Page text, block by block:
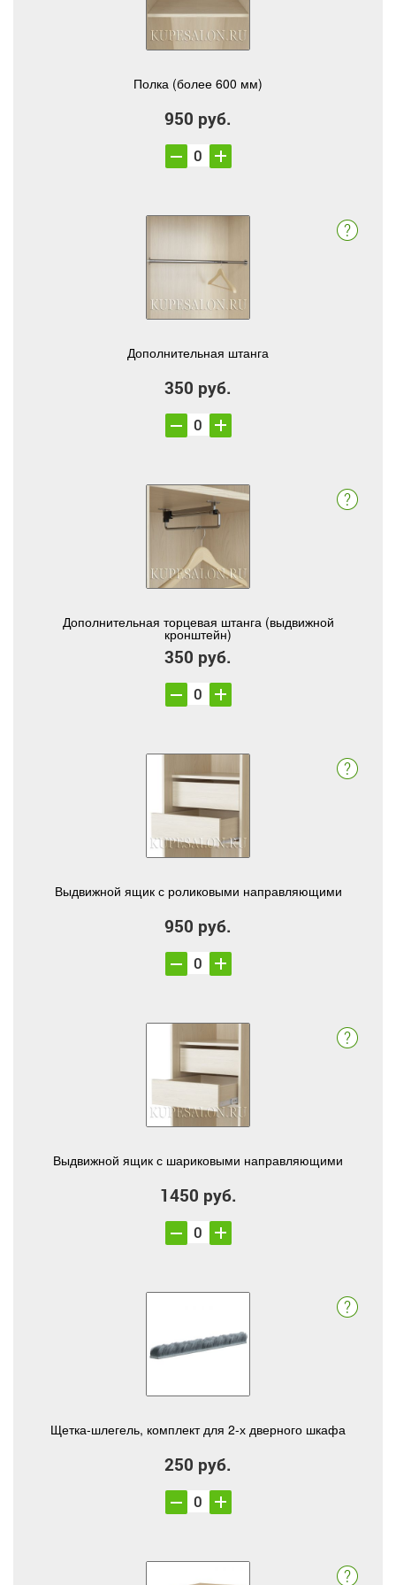
Полка (более 600 мм)
950 руб.
Дополнительная штанга
350 руб.
Дополнительная торцевая штанга (выдвижной
кронштейн)
350 руб.
Выдвижной ящик с роликовыми направляющими
950 руб.
Выдвижной ящик с шариковыми направляющими
1450 руб.
Щетка-шлегель, комплект для 2-х дверного шкафа
250 руб.